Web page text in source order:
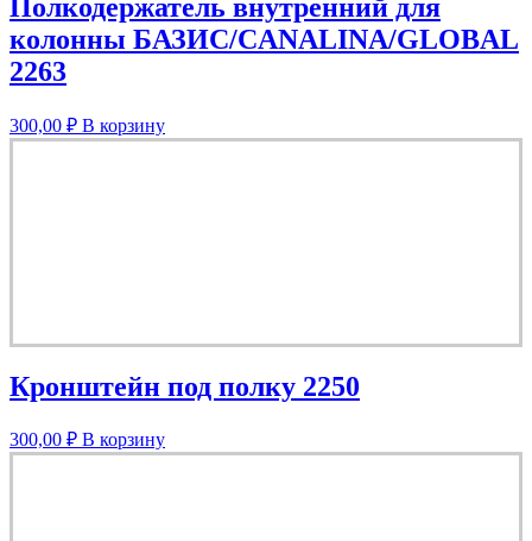
Полкодержатель внутренний для
колонны БАЗИС/CANALINA/GLOBAL
2263
300,00 ₽ В корзину
Кронштейн под полку 2250
300,00 ₽ В корзину